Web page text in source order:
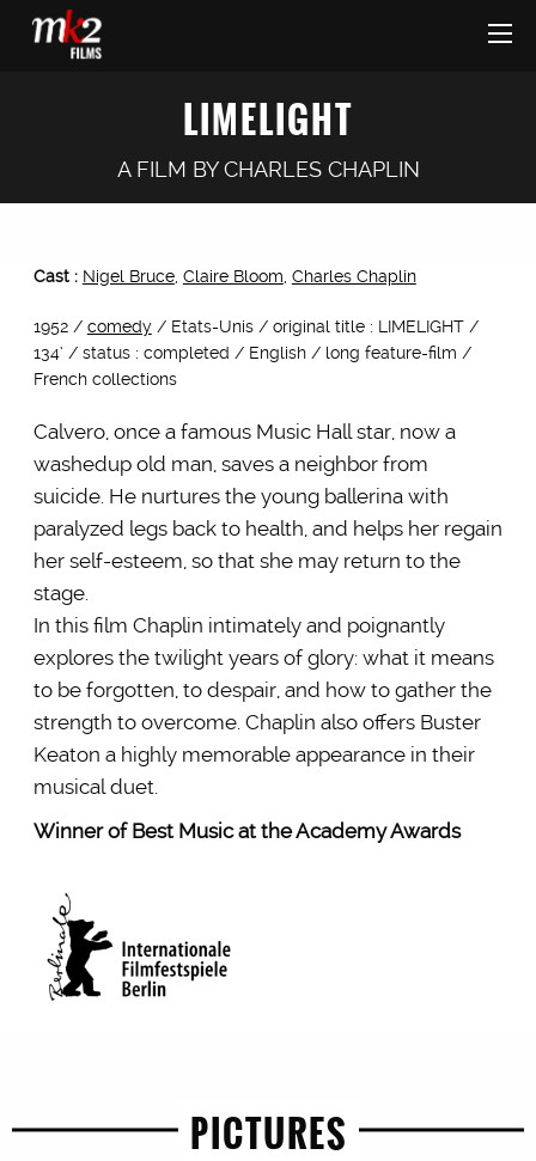
LIMELIGHT
A FILM BYCHARLES CHAPLIN
Cast : Nigel Bruce, Claire Bloom Charles Chaplin
1952 / comedy/ Etats-Unis / original title : LIMELIGHT /
134’ / status : completed / English / long feature-film /
French collections
Calvero, once a famous Music Hall star, now a
washedup old man, saves a neighbor from
suicide. He nurtures the young ballerina with
paralyzed legs back to health, and helps her regain
her self-esteem, so that she may return to the
stage.
In this film Chaplin intimately and poignantly
explores the twilight years of glory: what it means
to be forgotten, to despair, and how to gather the
strength to overcome. Chaplin also offers Buster
Keaton a highly memorable appearance in their
musical duet.
Winner of Best Music at the Academy Awards
PICTURES